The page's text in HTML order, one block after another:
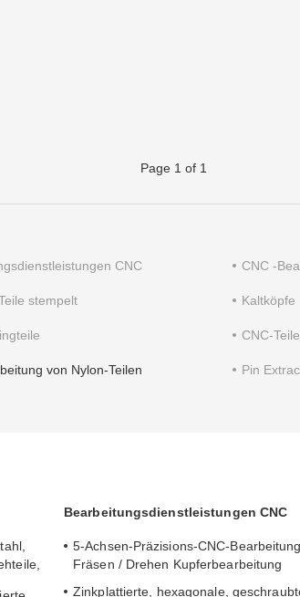
Page 1 of 1
CNC CNC -
stempelt Kaltköpfe
CNC-
von Nylon-Teilen Pin
Bearbeitungsdienstleistungen CNC
5-Achsen-Präzisions-CNC-Bearbeitung
Fräsen / Drehen Kupferbearbeitung
Zinkplattierte, hexagonale,